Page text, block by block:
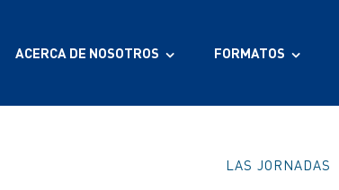
ACERCA DE NOSOTROS FORMATOS
LAS JORNADAS